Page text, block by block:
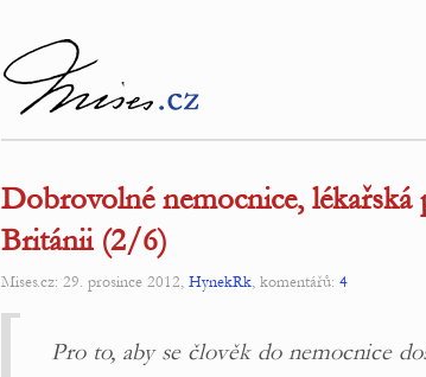
Dobrovolné nemocnice, lékařská
Británii (2/6)
Mises.cz: 29. prosince 2012, HynekRk, komentářů: 4
Pro to, aby se člověk do nemocnice